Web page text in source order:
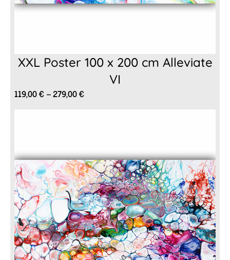
XXL Poster 100 x 200 cm Alleviate
VI
119,00€–279,00€